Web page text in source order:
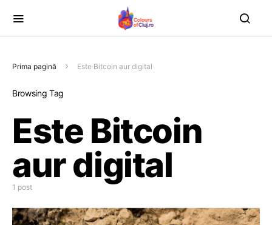
Prima pagină Este Bitcoin aur digital
Browsing Tag
Este Bitcoin
aur digital
1 post